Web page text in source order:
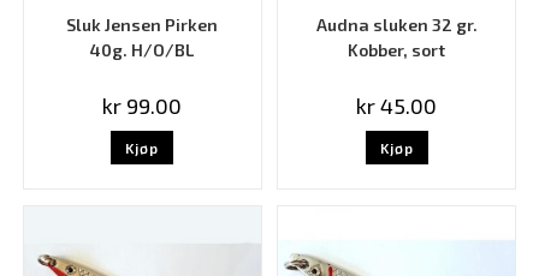
Sluk Jensen Pirken
40g. H/O/BL
kr 99.00
Kjøp
Audna sluken 32 gr.
Kobber, sort
kr45.00
Kjøp